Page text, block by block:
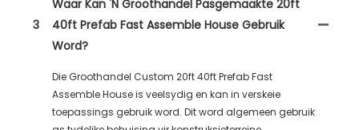
3
Waar Kan 'n Groothandel Pasgemaakte 20ft
40ft Prefab Fast Assemble House Gebruik
Word?
Die Groothandel Custom 20ft 40ft Prefab Fast
Assemble House is veelsydig en kan in verskeie
toepassings gebruik word. Dit word algemeen gebruik